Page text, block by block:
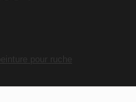
pour ruche